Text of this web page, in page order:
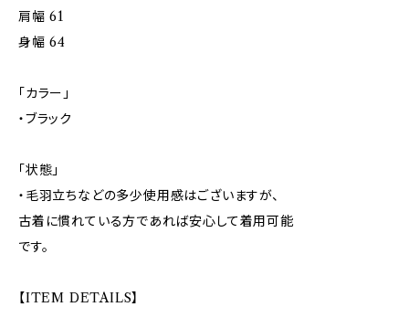
肩幅 61
身幅 64
「カラー」
・ブラック
「状態」
・毛羽立ちなどの多少使用感はございますが、
古着に慣れている方であれば安心して着用可能
です。
【ITEM DETAILS】